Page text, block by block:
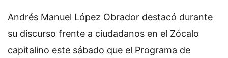
Andrés Manuel López Obrador destacó durante
su discurso frente a ciudadanos en el Zócalo
capitalino este sábado que el Programa de